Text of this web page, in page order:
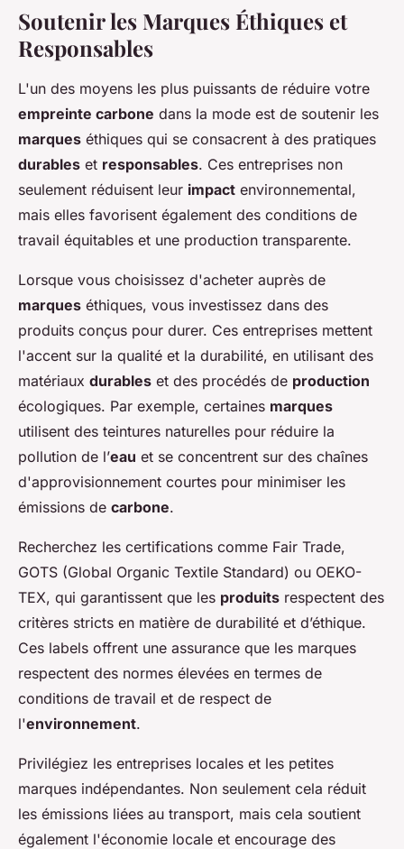
Soutenir les Marques Éthiques et
Responsables
L'un des moyens les plus puissants de réduire votre
empreinte carbone dans la mode est de soutenir les
marques éthiques qui se consacrent à des pratiques
durables et responsables. Ces entreprises non
seulement réduisent leur impact environnemental,
mais elles favorisent également des conditions de
travail équitables et une production transparente.
Lorsque vous choisissez d'acheter auprès de
marques éthiques, vous investissez dans des
produits conçus pour durer. Ces entreprises mettent
l'accent sur la qualité et la durabilité, en utilisant des
matériaux durables et des procédés de production
écologiques. Par exemple, certaines marques
utilisent des teintures naturelles pour réduire la
pollution de l’eau et se concentrent sur des chaînes
d'approvisionnement courtes pour minimiser les
émissions de carbone.
Recherchez les certifications comme Fair Trade,
GOTS (Global Organic Textile Standard) ou OEKO-
TEX, qui garantissent que les produits respectent des
critères stricts en matière de durabilité et d’éthique.
Ces labels offrent une assurance que les marques
respectent des normes élevées en termes de
conditions de travail et de respect de
l'environnement.
Privilégiez les entreprises locales et les petites
marques indépendantes. Non seulement cela réduit
les émissions liées au transport, mais cela soutient
également l'économie locale et encourage des